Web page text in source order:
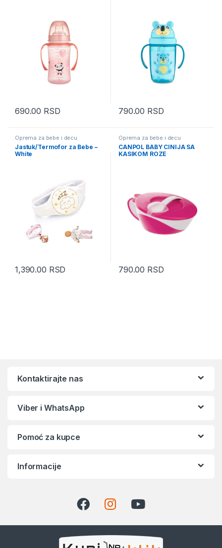
690.00 RSD 790.00 RSD
Oprema za bebe i decu
Jastuk/Termofor za Bebe –
White
1,390.00 RSD
Oprema za bebe i decu
CANPOL BABY CINIJA SA
KASIKOM ROZE
790.00 RSD
Kontaktirajte nas
Viber i WhatsApp
Pomoć za kupce
Informacije